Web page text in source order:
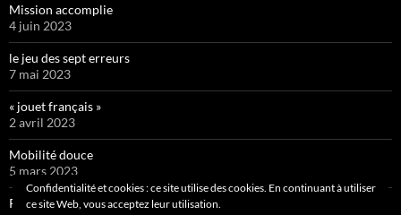
Mission accomplie
4 juin 2023
le jeu des sept erreurs
7 mai 2023
« jouet français »
2 avril 2023
Mobilité douce
5 mars 2023
Pipelette 9
Confidentialité et cookies : ce site utilise des cookies. En continuant à utiliser
ce site Web, vous acceptez leur utilisation.